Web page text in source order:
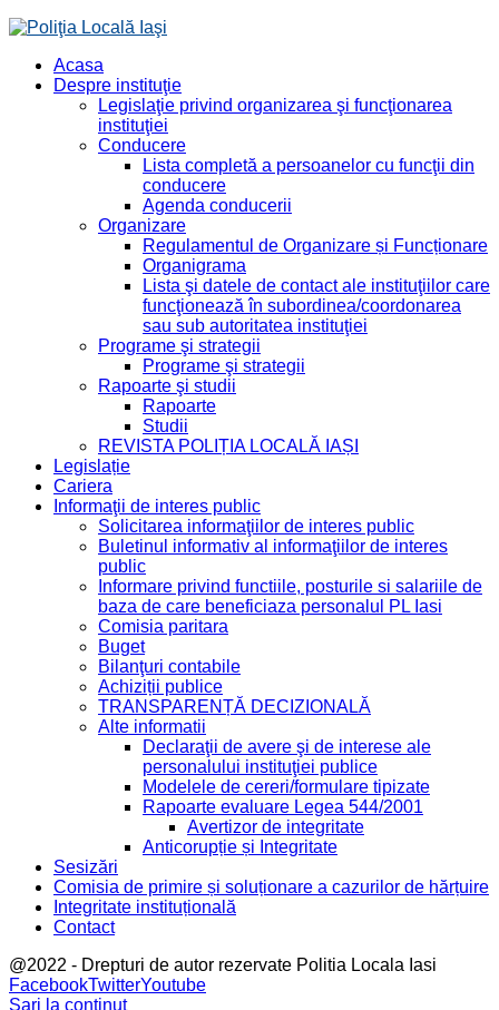
Acasa
Despre instituţie
Legislaţie privind organizarea şi funcţionarea
instituţiei
Conducere
Lista completă a persoanelor cu funcţii din
conducere
Agenda conducerii
Organizare
Regulamentul de Organizare și Funcționare
Organigrama
Lista şi datele de contact ale instituţiilor care
funcţionează în subordinea/coordonarea
sau sub autoritatea instituţiei
Programe şi strategii
Programe şi strategii
Rapoarte şi studii
Rapoarte
Studii
REVISTA POLIȚIA LOCALĂ IAȘI
Legislație
Cariera
Informaţii de interes public
Solicitarea informaţiilor de interes public
Buletinul informativ al informaţiilor de interes
public
Informare privind functiile, posturile si salariile de
baza de care beneficiaza personalul PL Iasi
Comisia paritara
Buget
Bilanţuri contabile
Achiziții publice
TRANSPARENȚĂ DECIZIONALĂ
Alte informatii
Declaraţii de avere şi de interese ale
personalului instituţiei publice
Modelele de cereri/formulare tipizate
Rapoarte evaluare Legea 544/2001
Avertizor de integritate
Anticorupție și Integritate
Sesizări
Comisia de primire și soluționare a cazurilor de hărțuire
Integritate instituțională
Contact
@2022 - Drepturi de autor rezervate Politia Locala Iasi
FacebookTwitterYoutube
Sari la conținut